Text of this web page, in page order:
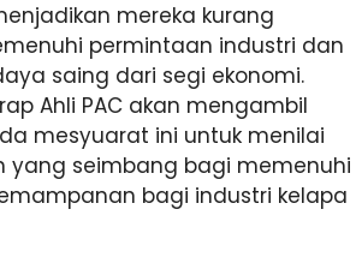
mereka kurang
permintaan industri dan
saing dari segi ekonomi.
Ahli PAC akan mengambil
mesyuarat ini untuk menilai
yang seimbang bagi memenuhi
bagi industri kelapa